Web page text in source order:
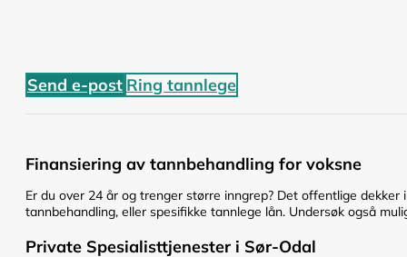
Send e-post Ring tannlege
Finansiering av tannbehandling for voksne
Er du over 24 år og trenger større inngrep? Det offentlige
tannbehandling, eller spesifikke tannlege lån. Undersøk også
Private Spesialisttjenester i Sør-Odal